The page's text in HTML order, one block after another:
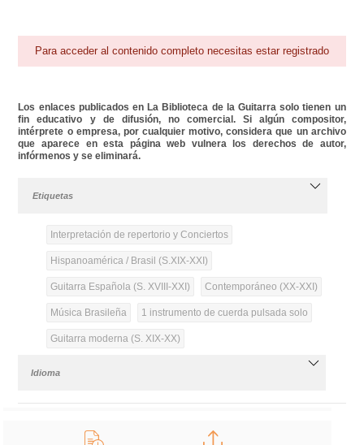
Para acceder al contenido completo necesitas estar registrado
Los enlaces publicados en La Biblioteca de la Guitarra solo tienen un
fin educativo y de difusión, no comercial. Si algún compositor,
intérprete o empresa, por cualquier motivo, considera que un archivo
que aparece en esta página web vulnera los derechos de autor,
infórmenos y se eliminará.
Etiquetas
Interpretación de repertorio y Conciertos
Hispanoamérica / Brasil (S.XIX-XXI)
Guitarra Española (S. XVIII-XXI) Contemporáneo (XX-XXI)
Música Brasileña 1 instrumento de cuerda pulsada solo
Guitarra moderna (S. XIX-XX)
Idioma